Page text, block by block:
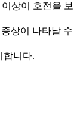
상이 호전을 보
상이 나타날 수
합니다.